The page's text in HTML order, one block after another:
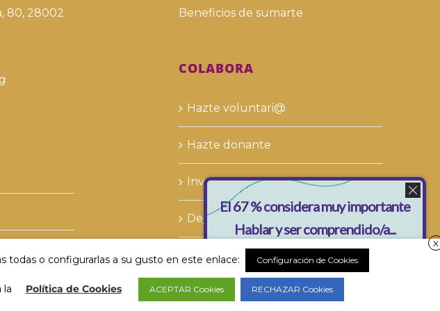
80, 28002
Beneficios de sumarte
COLABORA
Hazte voluntari@
Hazte donante
Involucra a tu empresa
Deja tu legado solidario
X
todas o configurarlas a su gusto en este enlace: Configuración de Cookies
la Política de Cookies ACEPTAR Cookies RECHAZAR Cookies
El 67 % considera muy importante
Hablar y ser comprendido/a...